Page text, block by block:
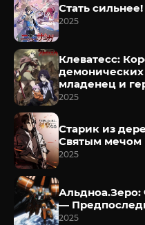
Стать
2025
Клеватесс:
демонических
младенец и
2025
Старик из
Святым мечом
2025
—
2025